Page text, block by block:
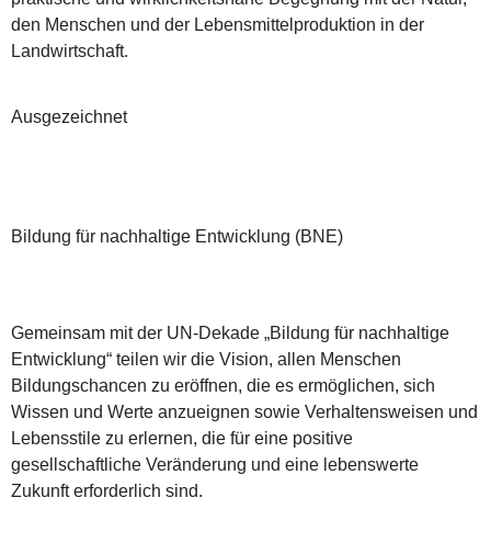
den Menschen und der Lebensmittelproduktion in der
Landwirtschaft.
Ausgezeichnet
Bildung für nachhaltige Entwicklung (BNE)
Gemeinsam mit der UN-Dekade „Bildung für nachhaltige
Entwicklung“ teilen wir die Vision, allen Menschen
Bildungschancen zu eröffnen, die es ermöglichen, sich
Wissen und Werte anzueignen sowie Verhaltensweisen und
Lebensstile zu erlernen, die für eine positive
gesellschaftliche Veränderung und eine lebenswerte
Zukunft erforderlich sind.